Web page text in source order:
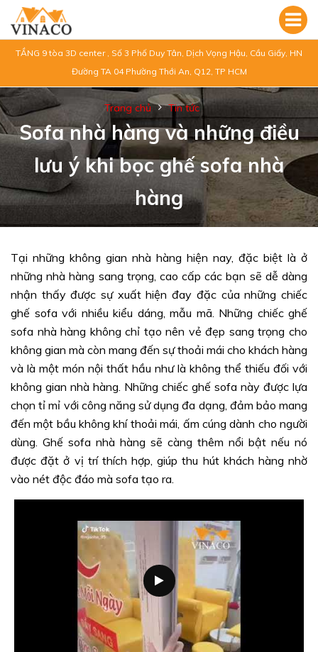
TẦNG 9 tòa 3D center , Số 3 Phố Duy Tân, Dịch Vọng Hậu, Cầu Giấy, HN
Đường TA 04 Phường Thới An, Q12, TP HCM
Trang chủ Tin tức
Sofa nhà hàng và những điều
lưu ý khi bọc ghế sofa nhà
hàng
Tại những không gian nhà hàng hiện nay, đặc biệt là ở
những nhà hàng sang trọng, cao cấp các bạn sẽ dễ dàng
nhận thấy được sự xuất hiện đay đặc của những chiếc
ghế sofa với nhiều kiểu dáng, mẫu mã. Những chiếc ghế
sofa nhà hàng không chỉ tạo nên vẻ đẹp sang trọng cho
không gian mà còn mang đến sự thoải mái cho khách hàng
và là một món nội thất hầu như là không thể thiếu đối với
không gian nhà hàng. Những chiếc ghế sofa này được lựa
chọn tỉ mỉ với công năng sử dụng đa dạng, đảm bảo mang
đến một bầu không khí thoải mái, ấm cúng dành cho người
dùng. Ghế sofa nhà hàng sẽ càng thêm nổi bật nếu nó
được đặt ở vị trí thích hợp, giúp thu hút khách hàng nhờ
vào nét độc đáo mà sofa tạo ra.